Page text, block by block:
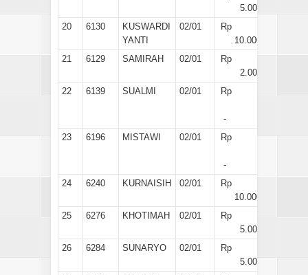
5.000
20
6130
KUSWARDI
YANTI
02/01
Rp
10.000
21
6129 SAMIRAH 02/01
Rp
2.000
22
6139 SUALMI 02/01 Rp
-
23
6196 MISTAWI 02/01 Rp
-
24
6240 KURNAISIH 02/01
Rp
10.000
25
6276 KHOTIMAH 02/01
Rp
5.000
26
6284 SUNARYO 02/01
Rp
5.000